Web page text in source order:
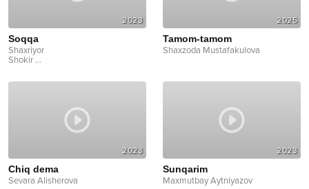
2023
Soqqa
Shaxriyor
Shokir ...
2025
Tamom-tamom
Shaxzoda Mustafakulova
2023
Chiq dema
Sevara Alisherova
2023
Sunqarim
Maxmutbay Aytniyazov